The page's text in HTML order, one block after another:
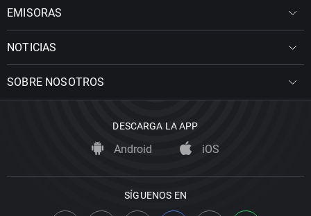
EMISORAS
NOTICIAS
SOBRE NOSOTROS
DESCARGA LA APP
Android iOS
SÍGUENOS EN